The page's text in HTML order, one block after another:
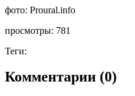
фото: Proural.info
просмотры: 781
Теги:
Комментарии (0)